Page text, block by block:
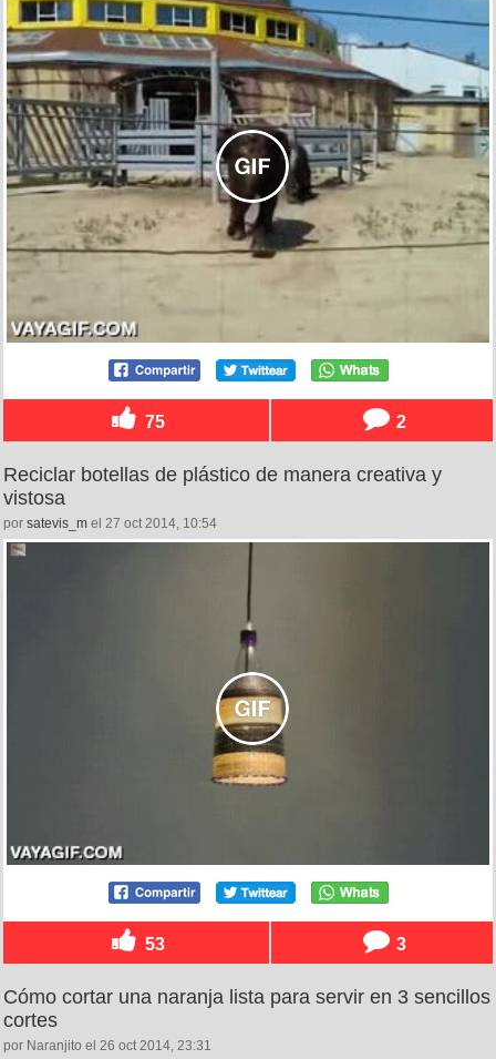
75 2
Reciclar botellas de plástico de manera creativa y
vistosa
por satevis_m el 27 oct 2014, 10:54
53 3
Cómo cortar una naranja lista para servir en 3 sencillos
cortes
por Naranjito el 26 oct 2014, 23:31